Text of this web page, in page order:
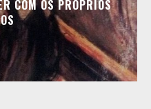
COM OS PRÓPRIOS